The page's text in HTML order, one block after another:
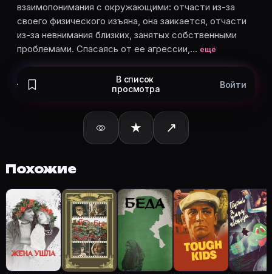
Марина Крутикова — Вера
Валерий Приёмыхов — прапорщик-пограничник
Карточки актёров с ролями — на Movie Planner.
Частые вопросы о «Никудышная»
О чём фильм «Никудышная» (1980)?
Аня, «трудный подросток», не может найти
Какой рейтинг у «Никудышная» (1980)?
Как отслеживать «Никудышная» (1980) в Movie
Откройте карточку «Никудышная (1980)»:
Кто актёры в «Никудышная» (1980)?
Режиссёр — Динара Асанова. В фильме
Как добавить «Никудышная» в свой список
Откройте «Никудышная (1980)» на Movie Planner,
взаимопонимания с окружающими: отчасти из-за
своего физического изъяна, она заикается, отчасти
из-за невнимания близких, занятых собственными
проблемами. Спасаясь от ее агрессии,… ещё
В список
просмотра
Войти
★ ↗
Похожие